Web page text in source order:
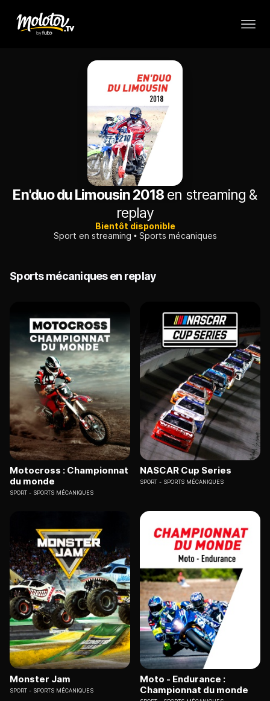
En'duo du Limousin 2018 en streaming &
replay
Bientôt disponible
Sport en streaming
Sports mécaniques
Sports mécaniques en replay
Motocross : Championnat
du monde
SPORT SPORTS MÉCANIQUES
NASCAR Cup Series
SPORT SPORTS MÉCANIQUES
Monster Jam
SPORT SPORTS MÉCANIQUES
Moto - Endurance :
Championnat du monde